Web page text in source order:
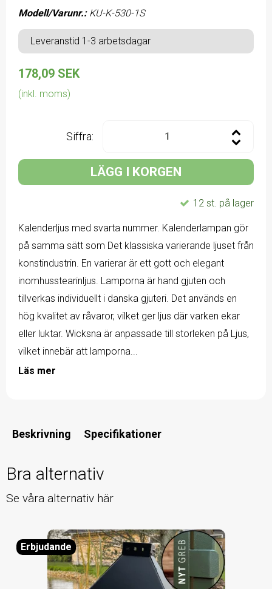
Modell/Varunr.: KU-K-530-1S
Leveranstid 1-3 arbetsdagar
178,09 SEK
(inkl. moms)
Siffra:
LÄGG I KORGEN
12 st. på lager
Kalenderljus med svarta nummer. Kalenderlampan gör
på samma sätt som Det klassiska varierande ljuset från
konstindustrin. En varierar är ett gott och elegant
inomhusstearinljus. Lamporna är hand gjuten och
tillverkas individuellt i danska gjuteri. Det används en
hög kvalitet av råvaror, vilket ger ljus där varken ekar
eller luktar. Wicksna är anpassade till storleken på Ljus,
vilket innebär att lamporna...
Läs mer
Beskrivning Specifikationer
Bra alternativ
Se våra alternativ här
Erbjudande